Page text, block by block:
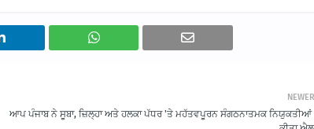
NEWER
ਆਪ ਪੰਜਾਬ ਨੇ ਸੂਬਾ, ਜ਼ਿਲ੍ਹਾ ਅਤੇ ਹਲਕਾ ਪੱਧਰ 'ਤੇ ਮਹੱਤਵਪੂਰਨ ਸੰਗਠਨਾਤਮਕ ਨਿਯੁਕਤੀਆਂ